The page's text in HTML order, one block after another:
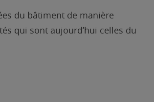
du bâtiment de manière
qui sont aujourd’hui celles du